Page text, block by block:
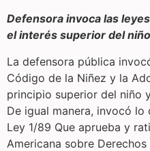
Defensora invoca las
el interés superior del niño
La defensora pública
Código de la Niñez y la
principio superior del niño
De igual manera, invocó lo
Ley 1/89 Que aprueba y
Americana sobre